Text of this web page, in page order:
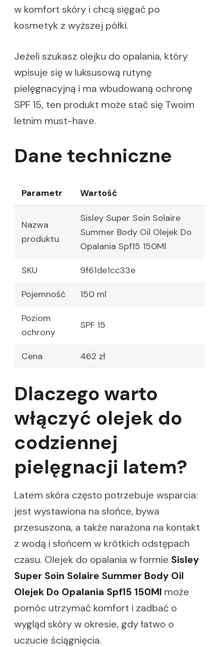
w komfort skóry i chcą sięgać po
kosmetyk z wyższej półki.
Jeżeli szukasz olejku do opalania, który
wpisuje się w luksusową rutynę
pielęgnacyjną i ma wbudowaną ochronę
SPF 15, ten produkt może stać się Twoim
letnim must-have.
Dane techniczne
Parametr Wartość
Nazwa
produktu
Sisley Super Soin Solaire
Summer Body Oil Olejek Do
Opalania Spf15 150Ml
SKU 9f61de1cc33e
Pojemność 150 ml
Poziom
ochrony
SPF 15
Cena 462 zł
Dlaczego warto
włączyć olejek do
codziennej
pielęgnacji latem?
Latem skóra często potrzebuje wsparcia:
jest wystawiona na słońce, bywa
przesuszona, a także narażona na kontakt
z wodą i słońcem w krótkich odstępach
czasu. Olejek do opalania w formie Sisley
Super Soin Solaire Summer Body Oil
Olejek Do Opalania Spf15 150Ml może
pomóc utrzymać komfort i zadbać o
wygląd skóry w okresie, gdy łatwo o
uczucie ściągnięcia.